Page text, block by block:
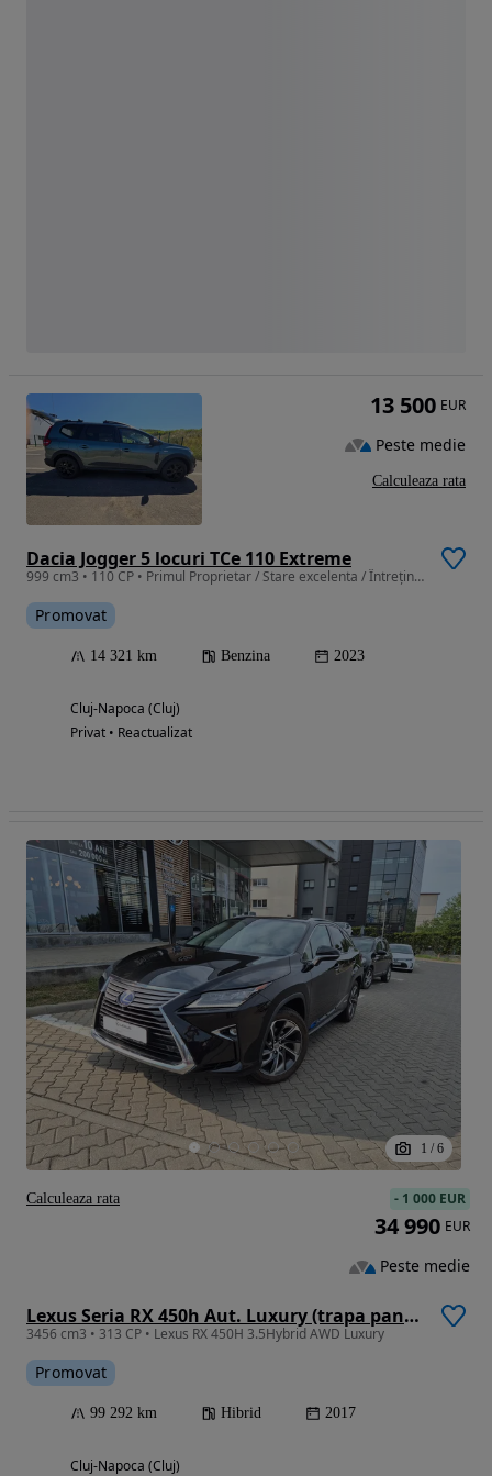
Dacia Jogger 5 locuri TCe 110 Extreme
999 cm3 • 110 CP • Primul Proprietar / Stare excelenta / Întreținere doar la Dacia
Promovat
14 321 km Benzina 2023
Cluj-Napoca (Cluj)
Privat • Reactualizat
13 500 EUR
Peste medie
Calculeaza rata
1 / 6
Lexus Seria RX 450h Aut. Luxury (trapa panoramica)
3456 cm3 • 313 CP • Lexus RX 450H 3.5Hybrid AWD Luxury
Promovat
99 292 km Hibrid 2017
Cluj-Napoca (Cluj)
- 1 000 EUR
34 990 EUR
Peste medie
Calculeaza rata